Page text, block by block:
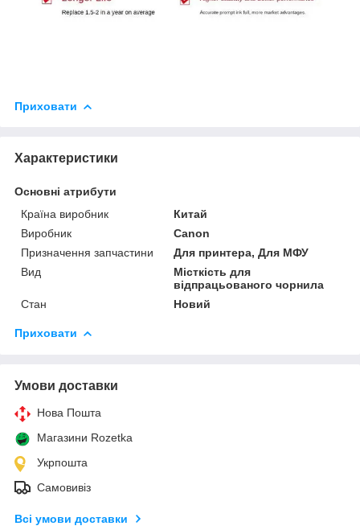
Приховати
Характеристики
Основні атрибути
Країна виробник
Китай
Виробник
Canon
Призначення запчастини
Для принтера, Для МФУ
Вид
Місткість для
відпрацьованого чорнила
Стан
Новий
Приховати
Умови доставки
Нова Пошта
Магазини Rozetka
Укрпошта
Самовивіз
Всі умови доставки